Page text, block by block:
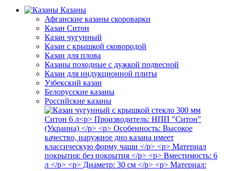
Казаны
Афганские казаны скороварки
Казан Ситон
Казан чугунный
Казан с крышкой сковородой
Казан для плова
Казаны походные с дужкой подвесной
Казан для индукционной плиты
Узбекский казан
Белорусские казаны
Российские казаны